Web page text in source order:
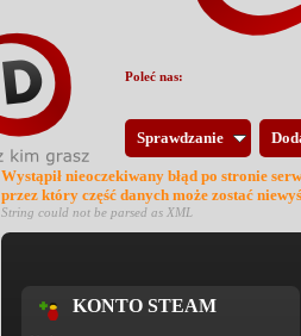
Sprawdzanie
Wystąpił nieoczekiwany błąd po stronie
przez który część danych może zostać
String could not be parsed as XML
KONTO STEAM
Poleć nas: